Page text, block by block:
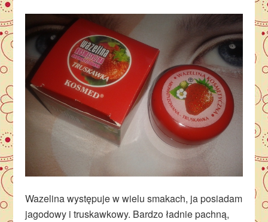
Wazelina występuje w wielu smakach, ja posiadam
jagodowy i truskawkowy. Bardzo ładnie pachną,